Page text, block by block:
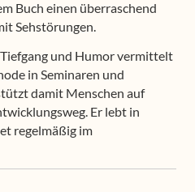
Buch einen überraschend
Sehstörungen.
und Humor vermittelt
in Seminaren und
damit Menschen auf
Er lebt in
regelmäßig im